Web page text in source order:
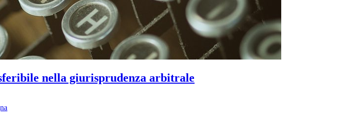
nella giurisprudenza arbitrale